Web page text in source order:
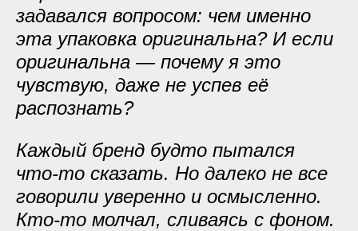
задавался вопросом: чем именно
эта упаковка оригинальна? И если
оригинальна — почему я это
чувствую, даже не успев её
распознать?
Каждый бренд будто пытался
что-то сказать. Но далеко не все
говорили уверенно и осмысленно.
Кто-то молчал, сливаясь с фоном.